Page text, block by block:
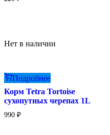
Нет в наличии
Подробнее
Корм Tetra Tortoise
сухопутных черепах 1L
990 ₽